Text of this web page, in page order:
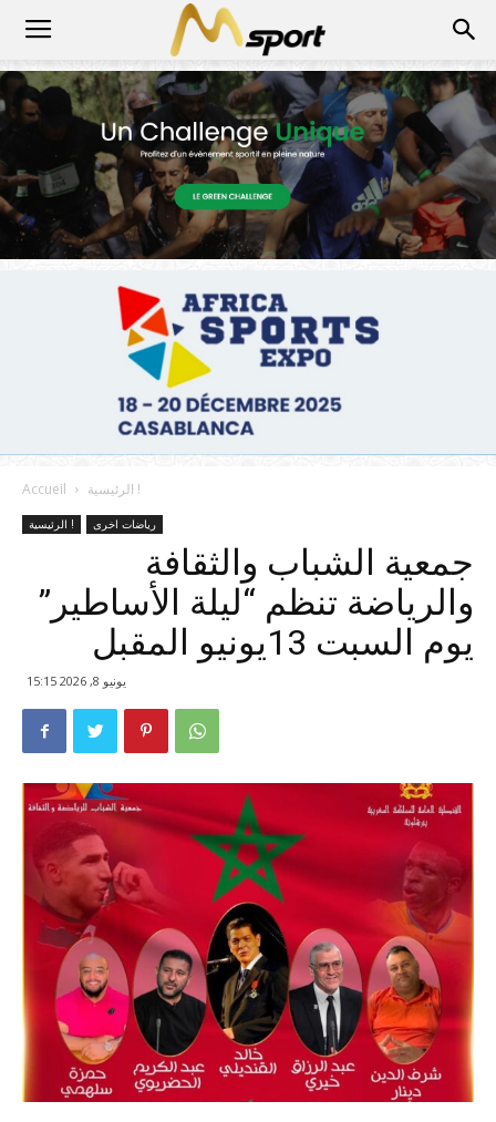
Accueil الرئيسية !
الرئيسية ! رياضات اخرى
جمعية الشباب والثقافة
والرياضة تنظم “ليلة الأساطير”
يوم السبت 13يونيو المقبل
يونيو 8, 2026 15:15